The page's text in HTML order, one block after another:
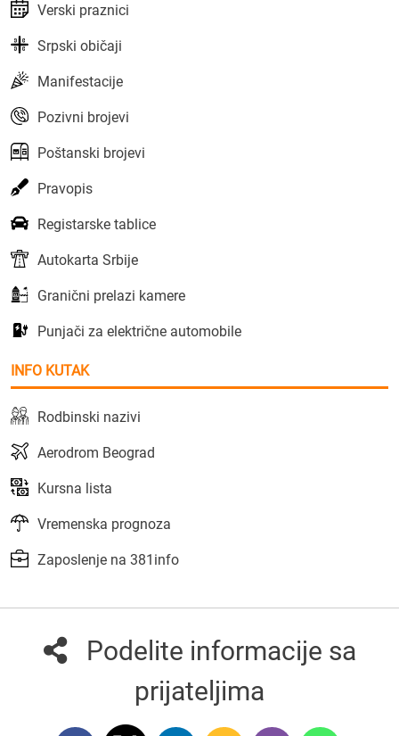
Verski praznici
Srpski običaji
Manifestacije
Pozivni brojevi
Poštanski brojevi
Pravopis
Registarske tablice
Autokarta Srbije
Granični prelazi kamere
Punjači za električne automobile
INFO KUTAK
Rodbinski nazivi
Aerodrom Beograd
Kursna lista
Vremenska prognoza
Zaposlenje na 381info
Podelite informacije sa
prijateljima